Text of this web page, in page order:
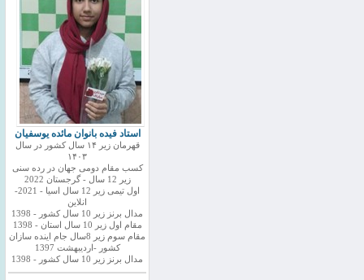
استاد فیده بانوان مائده یوسفیان
قهرمان زیر ۱۴ سال کشور در سال
۱۴۰۳
کسب مقام دومی جهان در رده سنی
زیر 12 سال - گرجستان 2022
اول تیمی زیر 12 سال اسیا - 2021-
انلاین
مدال برنز زیر 10 سال کشور - 1398
مقام اول زیر 10 سال استان - 1398
مقام سوم زیر 8سال جام اینده سازان
کشور -اردیبهشت 1397
مدال برنز زیر 10 سال کشور - 1398